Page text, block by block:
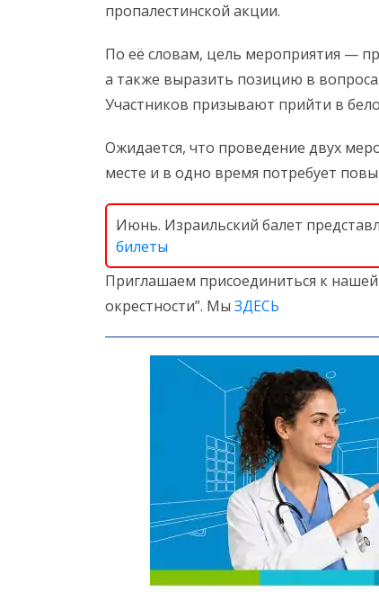
пропалестинской акции.
По её словам, цель мероприятия —
а также выразить позицию в
Участников призывают прийти в
Ожидается, что проведение двух
месте и в одно время потребует
Июнь. Израильский балет
билеты
Приглашаем присоединиться к
окрестности”. Мы ЗДЕСЬ